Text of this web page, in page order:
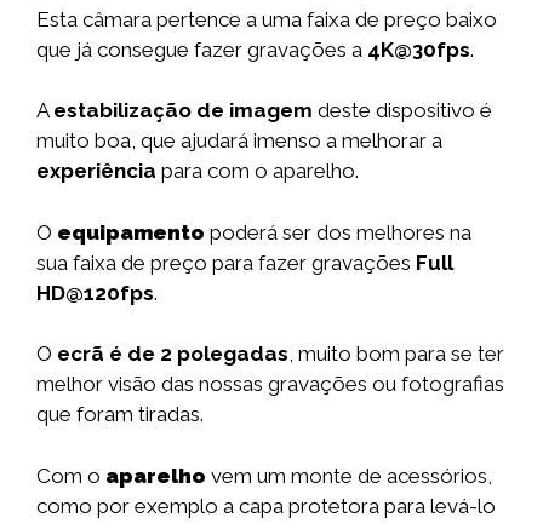
Esta câmara pertence a uma faixa de preço baixo
que já consegue fazer gravações a 4K@30fps.
A estabilização de imagem deste dispositivo é
muito boa, que ajudará imenso a melhorar a
experiência para com o aparelho.
O equipamento poderá ser dos melhores na
sua faixa de preço para fazer gravações Full
HD@120fps.
O ecrã é de 2 polegadas, muito bom para se ter
melhor visão das nossas gravações ou fotografias
que foram tiradas.
Com o aparelho vem um monte de acessórios,
como por exemplo a capa protetora para levá-lo